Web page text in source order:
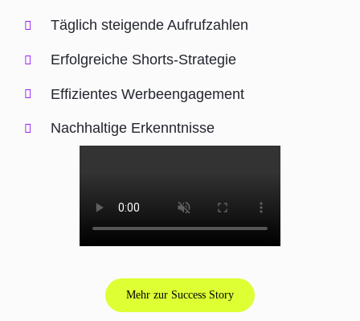
Täglich steigende Aufrufzahlen
Erfolgreiche Shorts-Strategie
Effizientes Werbeengagement
Nachhaltige Erkenntnisse
Mehr zur Success Story